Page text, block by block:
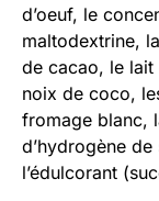
d’oeuf, le
maltodextrine,
de cacao, le
noix de coco,
fromage blanc,
d’hydrogène
l’édulcorant